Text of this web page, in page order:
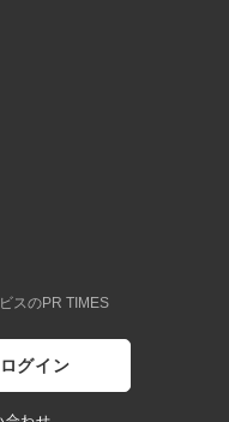
スのPR TIMES
ログイン